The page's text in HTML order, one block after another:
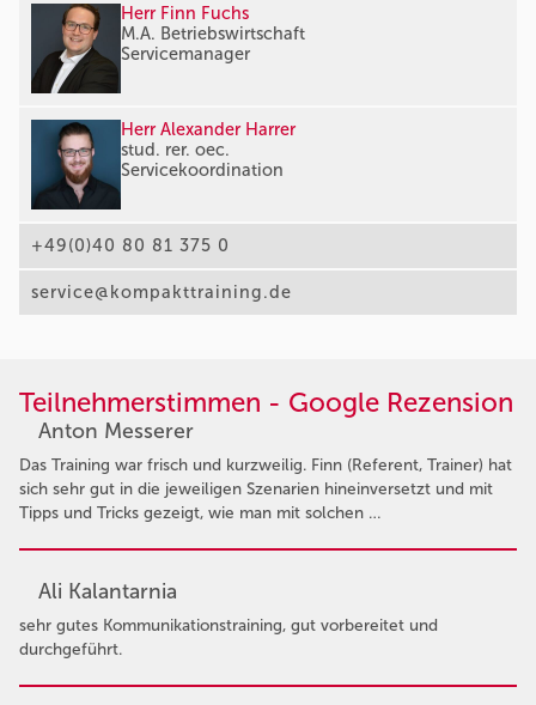
Herr Finn Fuchs
M.A. Betriebswirtschaft
Servicemanager
Herr Alexander Harrer
stud. rer. oec.
Servicekoordination
+49(0)40 80 81 375 0
service@kompakttraining.de
Teilnehmerstimmen - Google Rezension
Anton Messerer
Das Training war frisch und kurzweilig. Finn (Referent, Trainer) hat
sich sehr gut in die jeweiligen Szenarien hineinversetzt und mit
Tipps und Tricks gezeigt, wie man mit solchen …
Ali Kalantarnia
sehr gutes Kommunikationstraining, gut vorbereitet und
durchgeführt.